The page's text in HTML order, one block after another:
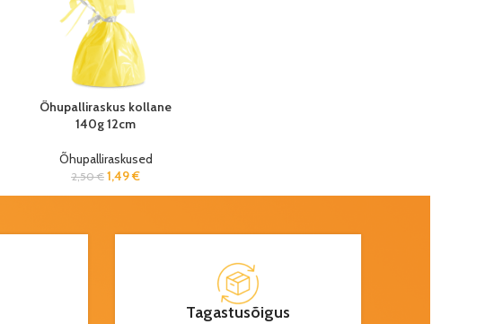
Õhupalliraskus kollane
140g 12cm
Õhupalliraskused
2,50€ 1,49€
Tagastusõigus